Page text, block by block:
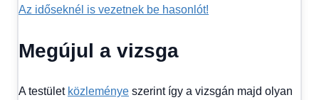
fórum
Az időseknél is vezetnek be hasonlót!
Megújul a vizsga
A testület közleménye szerint így a vizsgán majd olyan